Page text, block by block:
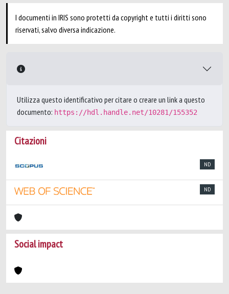
I documenti in IRIS sono protetti da copyright e tutti i diritti sono
riservati, salvo diversa indicazione.
Utilizza questo identificativo per citare o creare un link a questo
documento: https://hdl.handle.net/10281/155352
Citazioni
ND
ND
Social impact